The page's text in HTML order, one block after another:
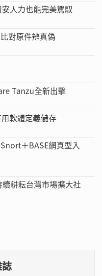
人力也能完美駕馭
對原件辨真偽
Tanzu全新出擊
軟體定義儲存
＋BASE網頁型入
續耕耘台灣市場擴大社